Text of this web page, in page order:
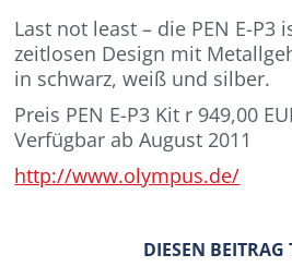
Last not least – die PEN E-P3
zeitlosen Design mit
in schwarz, weiß und silber.
Preis PEN E-P3 Kit r 949,00
Verfügbar ab August 2011
http://www.olympus.de/
DIESEN BEITRAG